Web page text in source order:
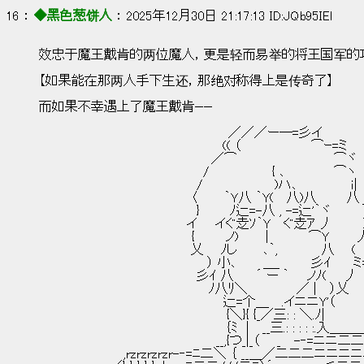
16 ： ◆黑色葱饼人 ： 2025年12月30日 21:17:13 ID:JQb95IEl
效忠于魔王戴肯的两位魔人，更是轻而易举的将王国军
【如果能在那两人手下生还，那绝对称得上是传奇了】
而如果不幸遇上了魔王戴肯——
／／／ー―=彡イ
(( （　　　 　 　 　 ⌒ｰ=ミ
／⌒　　　　　　 　 　 　 ⌒ヾ
/　　　　　　　{ ､　　　　　 ⌒ヽ
/　　　　　　　　)ハ､　　　　　　ｉ|
〈　　　｀Ｙ八 ｀Y( 　八)八 　 　 八
} 　 　 ﾉ辷=-八 , -=辷'｀ヾ 　 　 ｀
イ　　イぐ赱ｿ｀Y 　ぐ赱ｱ 丿　　　
{　　　 ノ)　　　|　　　　 ⌒Y　　　
乂 　 ﾉし　 　 ､｀,　　　 　 八 　 (
） 小､　　　＿_　　　 彡ｲ　　 ミ
彡ｲ 八　　 ´ ー ｀　　ノﾉ(　　丿
ﾉ八ﾘ＼　　　　　 ／ |　 ）乂
辷=个＿　 .イニニY'（
{＼}{ {_／三: : ＼.ﾉ|
｛ﾐ　|　 __三.: : : : :.入＿＿＿＿
__,{つ_|_（ 　 _　 -‐=ニニ二二二二
,rzrzrzrzr-‐=ﾆ二＼ ｛ __＿／二二二ニニニニニ